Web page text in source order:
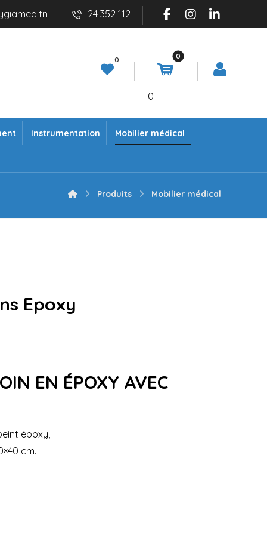
24 352 112
0
Instrumentation Mobilier médical
Produits Mobilier médical
Epoxy
EN ÉPOXY AVEC
époxy,
cm.